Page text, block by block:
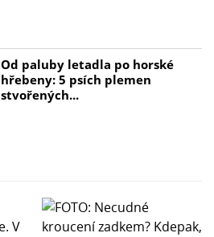
Od paluby letadla po horské
hřebeny: 5 psích plemen
stvořených...